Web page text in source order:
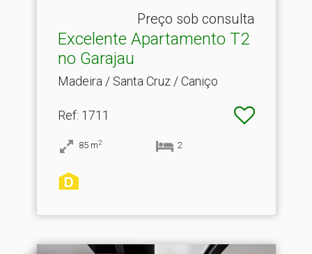
Preço sob consulta
Excelente Apartamento T2
no Garajau
Madeira / Santa Cruz / Caniço
Ref: 1711
85 m2 2